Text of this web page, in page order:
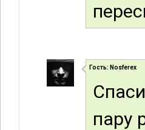
Гость: Nosferex
пару